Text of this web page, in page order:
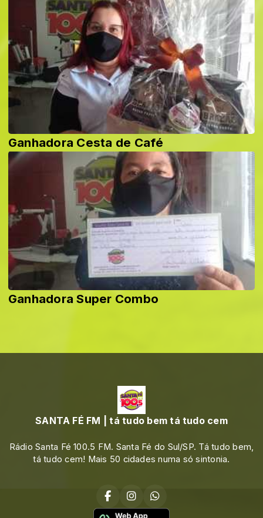
Ganhadora Cesta de Café
Ganhadora Super Combo
SANTA FÉ FM | tá tudo bem tá tudo cem
Rádio Santa Fé 100.5 FM. Santa Fé do Sul/SP. Tá tudo bem,
tá tudo cem! Mais 50 cidades numa só sintonia.